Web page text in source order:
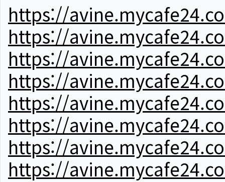
https://
https://
https://
https://
https://
https://
https://
https://